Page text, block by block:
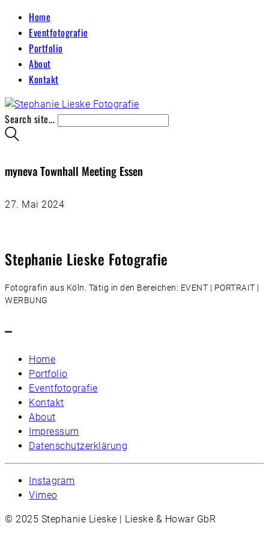
Home
Eventfotografie
Portfolio
About
Kontakt
Search site...
myneva Townhall Meeting Essen
27. Mai 2024
Stephanie Lieske Fotografie
Fotografin aus Köln. Tätig in den Bereichen: EVENT | PORTRAIT |
WERBUNG
–
Home
Portfolio
Eventfotografie
Kontakt
About
Impressum
Datenschutzerklärung
Instagram
Vimeo
© 2025 Stephanie Lieske | Lieske & Howar GbR